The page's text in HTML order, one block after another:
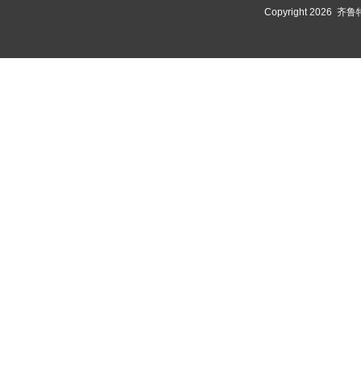
Copyright 2026 齐